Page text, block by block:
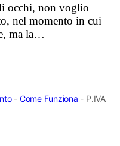
occhi, non voglio
nel momento in cui
ma la…
- Come Funziona - P.IVA